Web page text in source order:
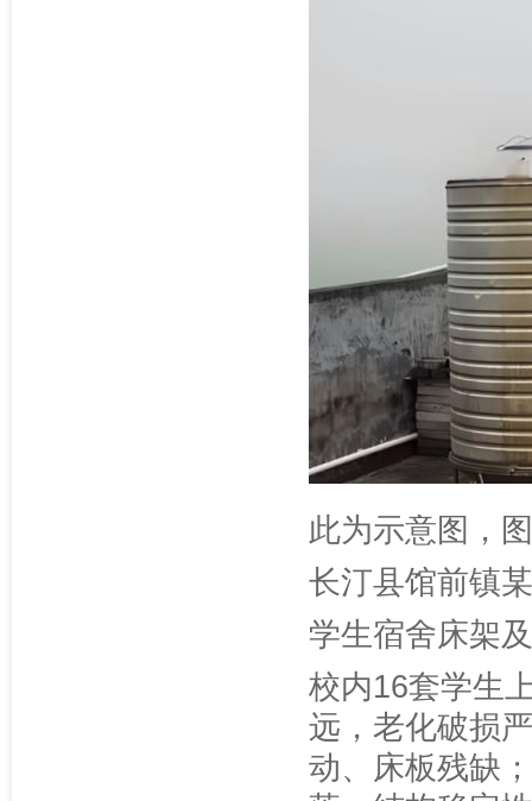
此为示意图，
长汀县馆前镇
学生宿舍床架
校内16套学生
远，老化破损
动、床板残缺